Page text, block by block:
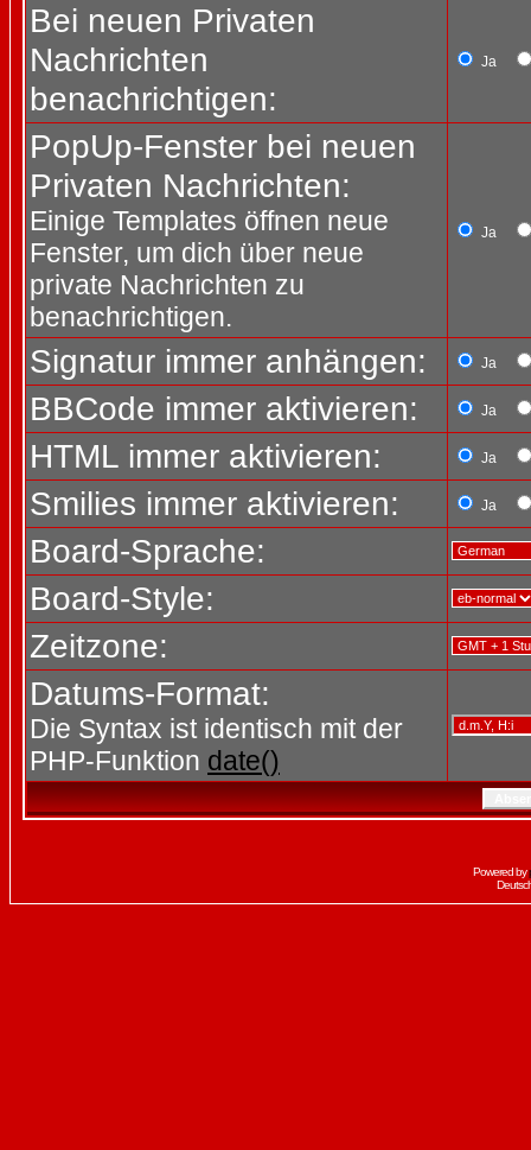
Bei neuen Privaten
Nachrichten
benachrichtigen:
Ja
PopUp-Fenster bei neuen
Privaten Nachrichten:
Einige Templates öffnen neue
Fenster, um dich über neue
private Nachrichten zu
benachrichtigen.
Ja
Signatur immer anhängen: Ja
BBCode immer aktivieren: Ja
HTML immer aktivieren: Ja
Smilies immer aktivieren: Ja
Board-Sprache:
Board-Style:
Zeitzone:
Datums-Format:
Die Syntax ist identisch mit der
PHP-Funktion date()
Powered by